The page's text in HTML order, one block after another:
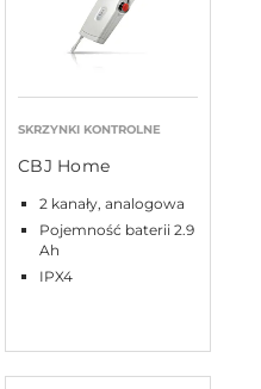
SKRZYNKI KONTROLNE
CBJ Home
2 kanały, analogowa
Pojemność baterii 2.9
Ah
IPX4